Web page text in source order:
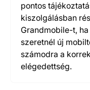
pontos
kiszolgálásban
Grandmobile-t,
szeretnél új
számodra a
elégedettség.